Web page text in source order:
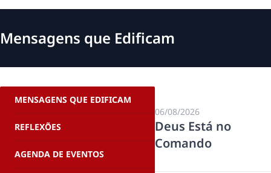
Mensagens que Edificam
MENSAGENS QUE EDIFICAM
REFLEXÕES
AGENDA DE EVENTOS
06/08/2026
Deus Está no
Comando